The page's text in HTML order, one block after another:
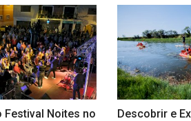
Festival Noites no
Descobrir e
do Conservatório de
unem-se em concerto...
Descla Mar 9, 2023